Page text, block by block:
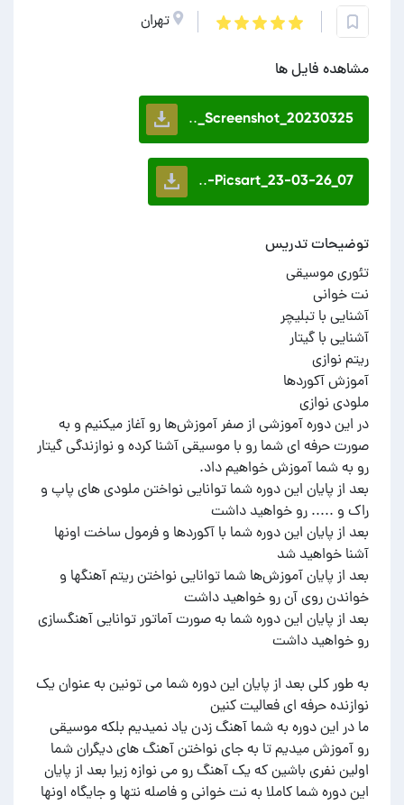
تهران
مشاهده فایل ها
Screenshot_20230325_..
Picsart_23-03-26_07-..
توضیحات تدریس
در این دوره آموزشی از صفر آموزش‌ها رو آغاز میکنیم و به
صورت حرفه ای شما رو با موسیقی آشنا کرده و نوازندگی گیتار
بعد از پایان این دوره شما توانایی نواختن ملودی های پاپ و
بعد از پایان این دوره شما با آکوردها و فرمول ساخت اونها
بعد از پایان آموزش‌ها شما توانایی نواختن ریتم آهنگها و
بعد از پایان این دوره شما به صورت آماتور توانایی آهنگسازی
به طور کلی بعد از پایان این دوره شما می تونین به عنوان یک
ما در این دوره به شما آهنگ زدن یاد نمیدیم بلکه موسیقی
رو آموزش میدیم تا به جای نواختن آهنگ های دیگران شما
اولین نفری باشین که یک آهنگ رو می نوازه زیرا بعد از پایان
این دوره شما کاملا به نت خوانی و فاصله نتها و جایگاه اونها